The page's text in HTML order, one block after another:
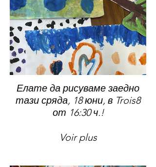
Елате да рисуваме заедно
тази сряда, 18 юни, в Trois8
от 16:30 ч.!
Voir plus